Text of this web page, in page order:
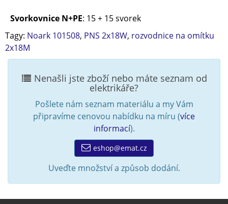
Svorkovnice N+PE: 15 + 15 svorek
Tagy: Noark 101508, PNS 2x18W, rozvodnice na omítku
2x18M
Nenašli jste zboží nebo máte seznam od
elektrikáře?
Pošlete nám seznam materiálu a my Vám
připravíme cenovou nabídku na míru (více
informací).
eshop@emat.cz
Uveďte množství a způsob dodání.